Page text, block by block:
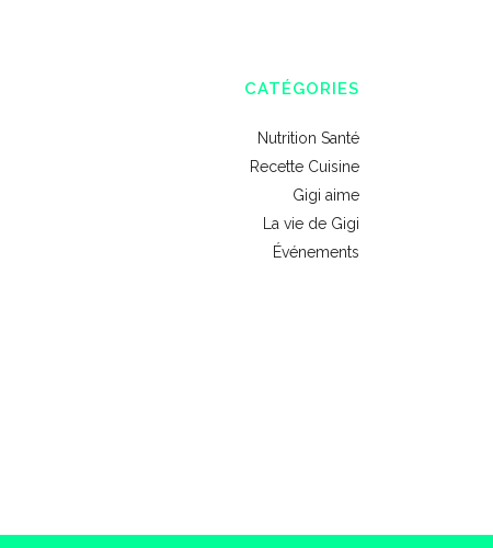
CATÉGORIES
Nutrition Santé
Recette Cuisine
Gigi aime
La vie de Gigi
Événements